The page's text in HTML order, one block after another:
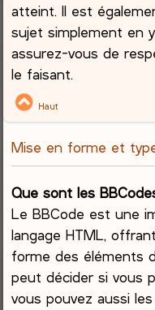
atteint. Il est
sujet simplement en
assurez-vous de
le faisant.
Haut
Mise en forme et
Que sont les
Le BBCode est une
langage HTML,
forme des éléments
peut décider si vous
vous pouvez aussi